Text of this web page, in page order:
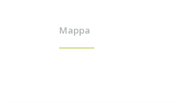
Mappa